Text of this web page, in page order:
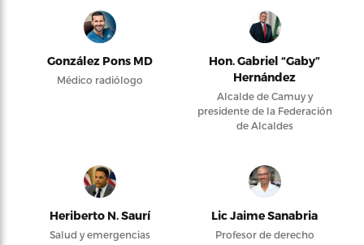
González Pons MD
Médico radiólogo
Hon. Gabriel “Gaby”
Hernández
Alcalde de Camuy y
presidente de la Federación
de Alcaldes
Heriberto N. Saurí
Salud y emergencias
Lic Jaime Sanabria
Profesor de derecho